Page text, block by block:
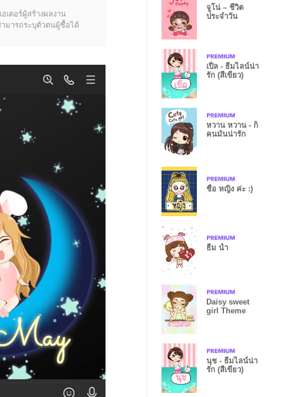
เตอร์ผู้สร้างผลงาน
มารถระบุตัวตนผู้ซื้อได้
จูโน่ – ชีวิต
ประจำวัน
เปิ้ล - ธีมไลน์น่า
รัก (สีเขียว)
หวาน หวาน - ก็
คนมันน่ารัก
ชื่อ หญิง ค่ะ :)
ธีม น้ำ
Daisy sweet
girl Theme
นุช - ธีมไลน์น่า
รัก (สีเขียว)